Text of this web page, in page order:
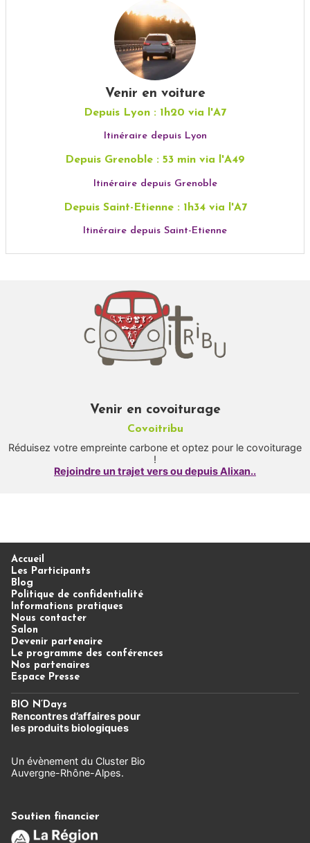
Venir en voiture
Depuis Lyon : 1h20 via l'A7
Itinéraire depuis Lyon
Depuis Grenoble : 53 min via l'A49
Itinéraire depuis Grenoble
Depuis Saint-Etienne : 1h34 via l'A7
Itinéraire depuis Saint-Etienne
Venir en covoiturage
Covoitribu
Réduisez votre empreinte carbone et optez pour le covoiturage
!
Rejoindre un trajet vers ou depuis Alixan..
Accueil
Les Participants
Blog
Politique de confidentialité
Informations pratiques
Nous contacter
Salon
Devenir partenaire
Le programme des conférences
Nos partenaires
Espace Presse
BIO N’Days
Rencontres d’affairespour
les produits biologiques
Un évènement du Cluster Bio
Auvergne-Rhône-Alpes.
Soutien financier